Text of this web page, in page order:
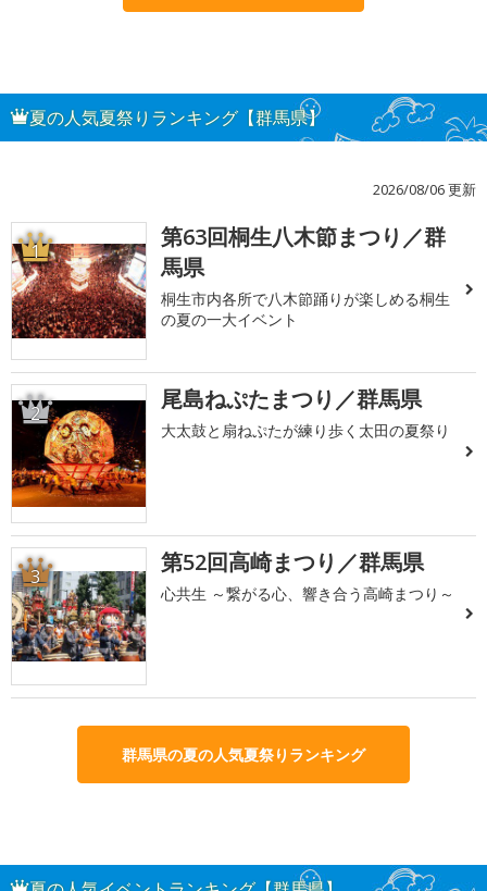
夏の人気夏祭りランキング【群馬県】
2026/08/06 更新
1
第63回桐生八木節まつり／群
馬県
桐生市内各所で八木節踊りが楽しめる桐生
の夏の一大イベント
2 尾島ねぷたまつり／群馬県
大太鼓と扇ねぷたが練り歩く太田の夏祭り
3 第52回高崎まつり／群馬県
心共生 ～繋がる心、響き合う高崎まつり～
群馬県の夏の人気夏祭りランキング